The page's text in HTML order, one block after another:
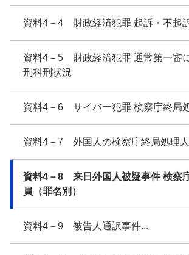
資料4－4 財政経済犯罪 起訴・不起
資料4－5 財政経済犯罪 通常第一審
刑科刑状況
資料4－6 サイバー犯罪 検察庁終局
資料4－7 外国人の検察庁終局処理
資料4－8 来日外国人被疑事件 検察
員（罪名別）
資料4－9 被告人通訳事件...